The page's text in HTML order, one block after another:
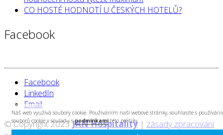
Náš web využívá soubory cookie. Používáním naší webové stránky, souhlasíte s
souborů cookie v souladu spodmínkamitéto politiky.
CO HOSTÉ HODNOTÍ U ČESKÝCH HOTELŮ?
Facebook
Facebook
LinkedIn
Email
© Copyright 2023JAN Hospitality| zásady zpracování